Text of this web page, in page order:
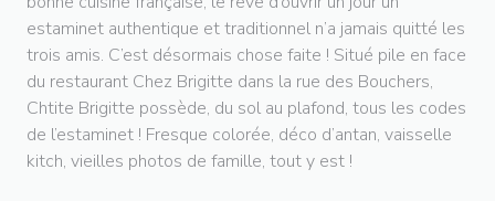
estaminet authentique et traditionnel n’a jamais quitté les
trois amis. C’est désormais chose faite ! Situé pile en face
du restaurant Chez Brigitte dans la rue des Bouchers,
Chtite Brigitte possède, du sol au plafond, tous les codes
de l’estaminet ! Fresque colorée, déco d’antan, vaisselle
kitch, vieilles photos de famille, tout y est !